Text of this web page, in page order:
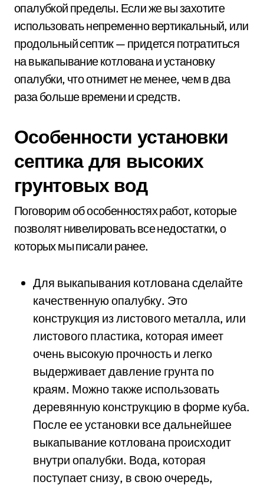
опалубкой пределы. Если же вы захотите
использовать непременно вертикальный, или
продольный септик — придется потратиться
на выкапывание котлована и установку
опалубки, что отнимет не менее, чем в два
раза больше времени и средств.
Особенности установки
септика для высоких
грунтовых вод
Поговорим об особенностях работ, которые
позволят нивелировать все недостатки, о
которых мы писали ранее.
Для выкапывания котлована сделайте
качественную опалубку. Это
конструкция из листового металла, или
листового пластика, которая имеет
очень высокую прочность и легко
выдерживает давление грунта по
краям. Можно также использовать
деревянную конструкцию в форме куба.
После ее установки все дальнейшее
выкапывание котлована происходит
внутри опалубки. Вода, которая
поступает снизу, в свою очередь,